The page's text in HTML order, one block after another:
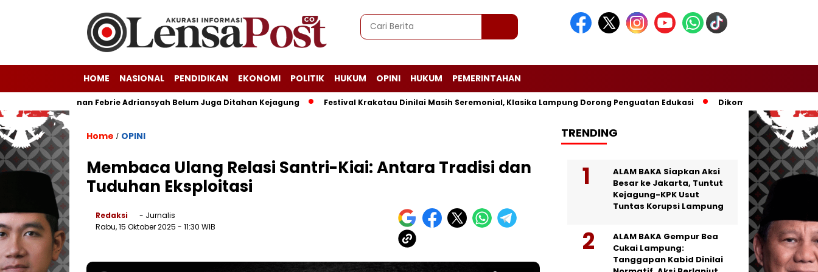
HOME NASIONAL PENDIDIKAN EKONOMI POLITIK HUKUM OPINI HUKUM PEMERINTAHAN
Triliunan Febrie Adriansyah Belum Juga Ditahan Kejagung Festival Krakatau Dinilai Masih Seremonial, Klasika Lampung Dorong Penguatan Edukasi Dikomandoi Mas Dar, Don
Home / OPINI
Membaca Ulang Relasi Santri-Kiai: Antara Tradisi dan
Tuduhan Eksploitasi
Redaksi
- Jurnalis
Rabu, 15 Oktober 2025 - 11:30 WIB
TRENDING
ALAM BAKA Siapkan Aksi
Besar ke Jakarta, Tuntut
Kejagung-KPK Usut
Tuntas Korupsi Lampung
ALAM BAKA Gempur Bea
Cukai Lampung:
Tanggapan Kabid Dinilai